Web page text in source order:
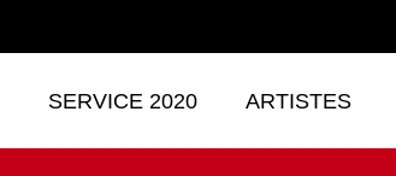
SERVICE 2020 ARTISTES